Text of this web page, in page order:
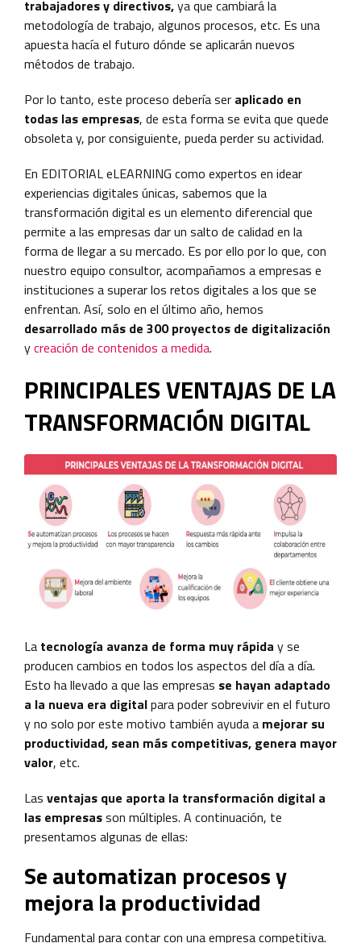
trabajadores y directivos,ya que cambiará la
metodología de trabajo, algunos procesos, etc. Es una
apuesta hacía el futuro dónde se aplicarán nuevos
métodos de trabajo.
Por lo tanto, este proceso debería ser aplicado en
todas las empresas, de esta forma se evita que quede
obsoleta y, por consiguiente, pueda perder su actividad.
En EDITORIAL eLEARNING como expertos en idear
experiencias digitales únicas, sabemos que la
transformación digital es un elemento diferencial que
permite a las empresas dar un salto de calidad en la
forma de llegar a su mercado. Es por ello por lo que, con
nuestro equipo consultor, acompañamos a empresas e
instituciones a superar los retos digitales a los que se
enfrentan. Así, solo en el último año, hemos
desarrollado más de 300 proyectos de digitalización
ycreación de contenidos a medida.
PRINCIPALES VENTAJAS DE LA
TRANSFORMACIÓN DIGITAL
La tecnología avanza de forma muy rápida y se
producen cambios en todos los aspectos del día a día.
Esto ha llevado a que las empresas se hayan adaptado
a la nueva era digitalpara poder sobrevivir en el futuro
y no solo por este motivo también ayuda a mejorar su
productividad, sean más competitivas, genera mayor
valor, etc.
Las ventajas que aporta la transformación digital a
las empresasson múltiples. A continuación, te
presentamos algunas de ellas:
Se automatizan procesos y
mejora la productividad
Fundamental para contar con una empresa competitiva.